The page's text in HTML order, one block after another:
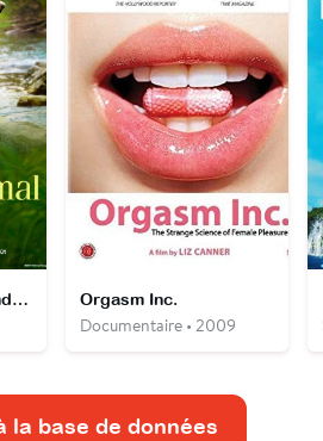
Grandir dans le monde animal Orgasm Inc.
Documentaire • 2009
la base de données